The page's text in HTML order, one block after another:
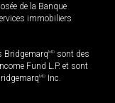
de la Banque
immobiliers
BridgemarqMD sont des
Fund L.P. et sont
MD Inc.